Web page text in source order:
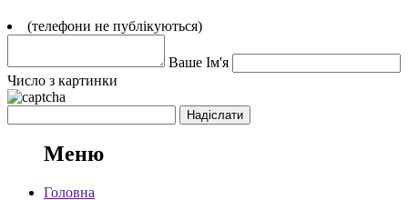
(телефони не публікуються)
Ваше Ім'я
Число з картинки
Меню
Головна